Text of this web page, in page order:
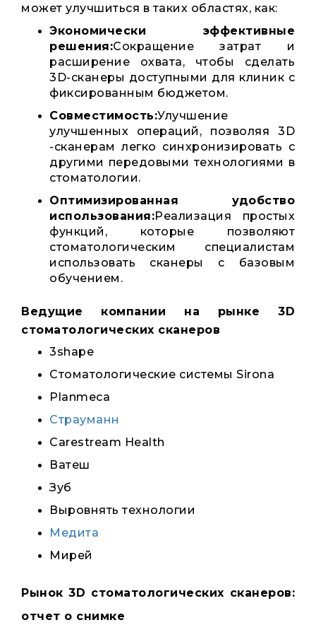
может улучшиться в таких областях, как:
Экономически эффективные
решения:Сокращение затрат и
расширение охвата, чтобы сделать
3D-сканеры доступными для клиник с
фиксированным бюджетом.
Совместимость:Улучшение
улучшенных операций, позволяя 3D
-сканерам легко синхронизировать с
другими передовыми технологиями в
стоматологии.
Оптимизированная удобство
использования:Реализация простых
функций, которые позволяют
стоматологическим специалистам
использовать сканеры с базовым
обучением.
Ведущие компании на рынке 3D
стоматологических сканеров
3shape
Стоматологические системы Sirona
Planmeca
Страуманн
Carestream Health
Ватеш
Зуб
Выровнять технологии
Медита
Мирей
Рынок 3D стоматологических сканеров:
отчет о снимке